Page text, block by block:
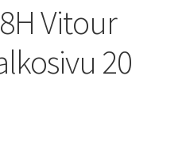
Vitour
20